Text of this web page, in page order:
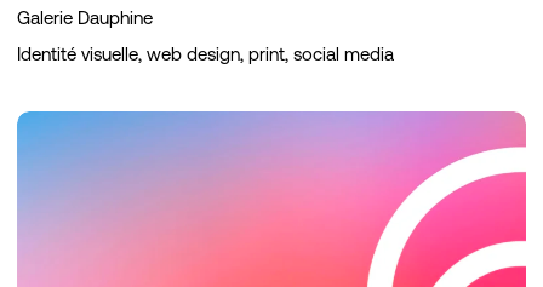
Galerie Dauphine
Identité visuelle, web design, print, social media
Flevium